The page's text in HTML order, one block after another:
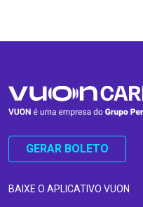
GERAR BOLETO
BAIXE O APLICATIVO VUON